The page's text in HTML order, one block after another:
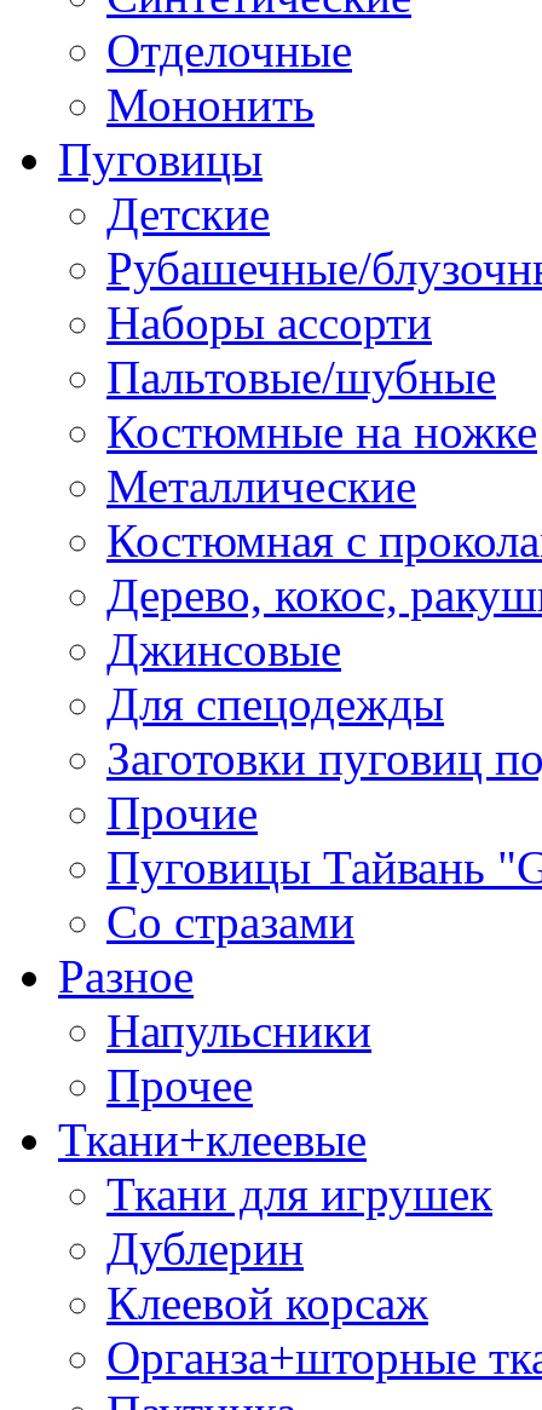
Отделочные
Мононить
Пуговицы
Детские
Рубашечные/
Наборы ассорти
Пальтовые/шубные
Костюмные на ножке
Металлические
Костюмная с
Дерево, кокос,
Джинсовые
Для спецодежды
Заготовки пуговиц
Прочие
Пуговицы Тайвань
Со стразами
Разное
Напульсники
Прочее
Ткани+клеевые
Ткани для игрушек
Дублерин
Клеевой корсаж
Органза+шторные